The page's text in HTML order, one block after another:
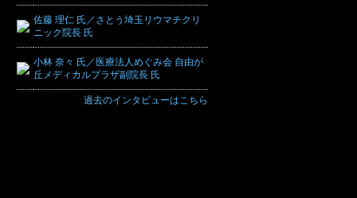
佐藤 理仁 氏／さとう埼玉リウマチクリ
ニック院長 氏
小林 奈々 氏／医療法人めぐみ会 自由が
丘メディカルプラザ副院長 氏
過去のインタビューはこちら